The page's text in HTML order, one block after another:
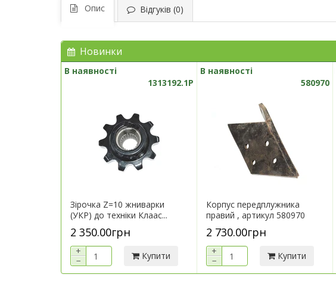
Опис Відгуків (0)
Новинки
В наявності
1313192.1P
Зірочка Z=10 жниварки
(УКР) до техніки Клаас...
2 350.00грн
+
−
Купити
В наявності
580970
Корпус передплужника
правий , артикул 580970
2 730.00грн
+
−
Купити